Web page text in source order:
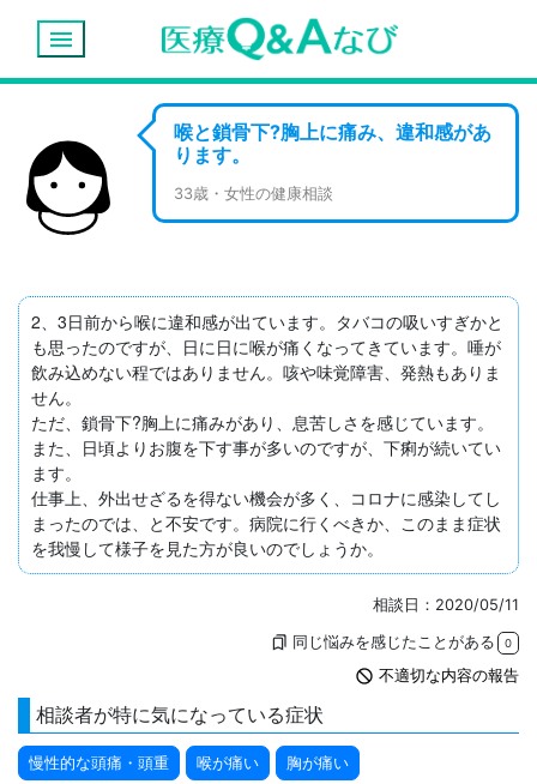
menu
喉と鎖骨下?胸上に痛み、違和感があ
ります。
33歳・女性の健康相談
2、3日前から喉に違和感が出ています。タバコの吸いすぎかと
も思ったのですが、日に日に喉が痛くなってきています。唾が
飲み込めない程ではありません。咳や味覚障害、発熱もありま
せん。
ただ、鎖骨下?胸上に痛みがあり、息苦しさを感じています。
また、日頃よりお腹を下す事が多いのですが、下痢が続いてい
ます。
仕事上、外出せざるを得ない機会が多く、コロナに感染してし
まったのでは、と不安です。病院に行くべきか、このまま症状
を我慢して様子を見た方が良いのでしょうか。
相談日：2020/05/11
bookmarks 同じ悩みを感じたことがある 0
not_interested 不適切な内容の報告
相談者が特に気になっている症状
慢性的な頭痛・頭重 喉が痛い 胸が痛い